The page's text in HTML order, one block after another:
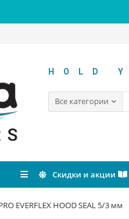
HOLD
Все категории
Скидки и акции
EVERFLEX HOOD SEAL 5/3 мм